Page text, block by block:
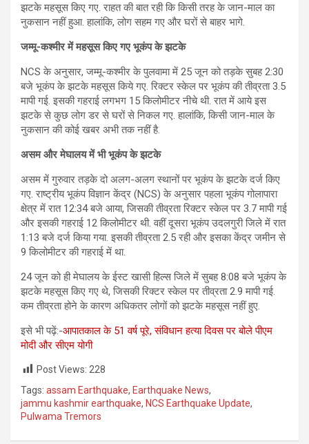
झटके महसूस किए गए. राहत की बात रही कि किसी तरह के जान-माल का
नुकसान नहीं हुआ. हालांकि, लोग सहम गए और घरों से बाहर भागे.
जम्मू-कश्मीर में महसूस किए गए भूकंप के झटके
NCS के अनुसार, जम्मू-कश्मीर के पुलवामा में 25 जून को तड़के सुबह 2:30
बजे भूकंप के झटके महसूस किये गए. रिक्टर स्केल पर भूकंप की तीव्रता 3.5
मापी गई. इसकी गहराई लगभग 15 किलोमीटर नीचे थी. रात में आये इस
झटके से कुछ लोग डर से घरों से निकल गए. हालांकि, किसी जान-माल के
नुकसान की कोई खबर अभी तक नहीं है.
असम और मेघालय में भी भूकंप के झटके
असम में गुरुवार तड़के दो अलग-अलग स्थानों पर भूकंप के झटके दर्ज किए
गए. राष्ट्रीय भूकंप विज्ञान केंद्र (NCS) के अनुसार पहला भूकंप गोलापारा
क्षेत्र में रात 12:34 बजे आया, जिसकी तीव्रता रिक्टर स्केल पर 3.7 मापी गई
और इसकी गहराई 12 किलोमीटर थी. वहीं दूसरा भूकंप उदलगुरी जिले में रात
1:13 बजे दर्ज किया गया. इसकी तीव्रता 2.5 रही और इसका केंद्र जमीन से
9 किलोमीटर की गहराई में था.
24 जून को ही मेघालय के ईस्ट खासी हिल्स जिले में सुबह 8:08 बजे भूकंप के
झटके महसूस किए गए थे, जिसकी रिक्टर स्केल पर तीव्रता 2.9 मापी गई.
कम तीव्रता होने के कारण अधिकतर लोगों को झटके महसूस नहीं हुए.
इसे भी पढ़ें:-आपातकाल के 51 वर्ष पूरे, संविधान हत्या दिवस पर बोले पीएम
मोदी और सीएम योगी
Post Views: 228
Tags: assam Earthquake, Earthquake News,
jammu kashmir earthquake, NCS Earthquake Update,
Pulwama Tremors